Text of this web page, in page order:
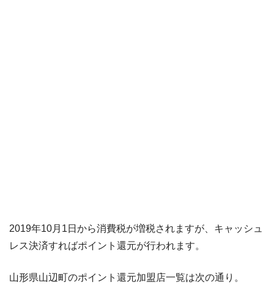
2019年10月1日から消費税が増税されますが、キャッシュ
レス決済すればポイント還元が行われます。
山形県山辺町のポイント還元加盟店一覧は次の通り。